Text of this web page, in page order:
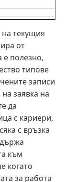
на текущия
от
е полезно,
типове
записи
заявка на
да
с кариери,
с връзка
към
когато
за работа